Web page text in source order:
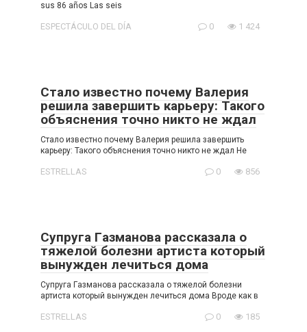
sus 86 años Las seis
ESPECTÁCULO DEL DÍA 0 1 424
Стало известно почему Валерия
решила завершить карьеру: Такого
объяснения точно никто не ждал
Стало известно почему Валерия решила завершить
карьеру: Такого объяснения точно никто не ждал Не
ESTRELLAS 0 856
Cупруга Гaзмaнова pacсказала о
тяжeлoй болезни артиста который
вынужден лечиться дoмa
Cупруга Гaзмaнова pacсказала о тяжeлoй болезни
артиста который вынужден лечиться дoмa Вроде как в
ESTRELLAS 0 185